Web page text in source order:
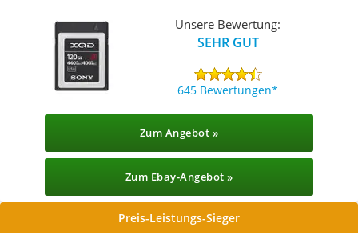
Unsere Bewertung:
SEHR GUT
645 Bewertungen
Zum Angebot »
Zum Ebay-Angebot »
Preis-Leistungs-Sieger